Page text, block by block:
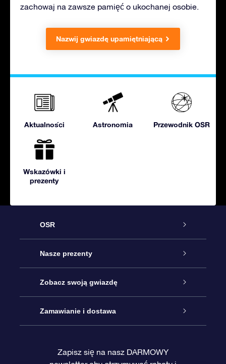
zachowaj na zawsze pamięć o ukochanej osobie.
Nazwij gwiazdę upamiętniającą
Aktualności Astronomia Przewodnik OSR
Wskazówki i
prezenty
OSR
Obsługa
Kontakt
Blog
Nasze prezenty
Podarunek Gwiazda Online
Pakiet Podarunkowy OSR
Zobacz swoją gwiazdę
Rejestr Gwiazd
Zamawianie i dostawa
Zapisz się na nasz DARMOWY